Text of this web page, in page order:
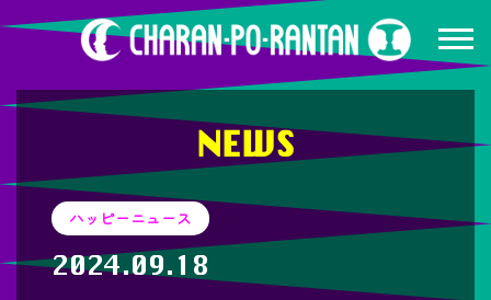
NEWS
ハッピーニュース
2024.09.18